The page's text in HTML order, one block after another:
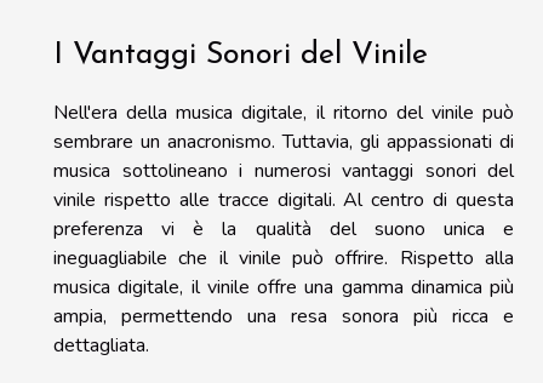
I Vantaggi Sonori del Vinile
Nell'era della musica digitale, il ritorno del vinile può
sembrare un anacronismo. Tuttavia, gli appassionati di
musica sottolineano i numerosi vantaggi sonori del
vinile rispetto alle tracce digitali. Al centro di questa
preferenza vi è la qualità del suono unica e
ineguagliabile che il vinile può offrire. Rispetto alla
musica digitale, il vinile offre una gamma dinamica più
ampia, permettendo una resa sonora più ricca e
dettagliata.